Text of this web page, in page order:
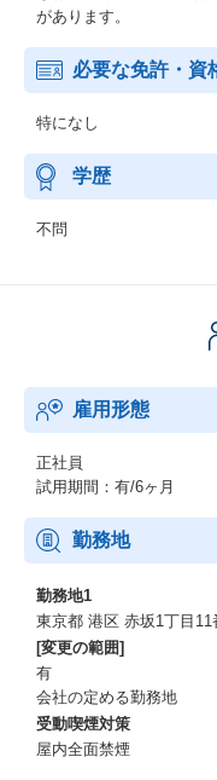
があります。
必要な免許・資
特になし
学歴
不問
雇用形態
正社員
試用期間：有/6ヶ月
勤務地
勤務地1
東京都 港区 赤坂1丁目
[変更の範囲]
有
会社の定める勤務地
受動喫煙対策
屋内全面禁煙